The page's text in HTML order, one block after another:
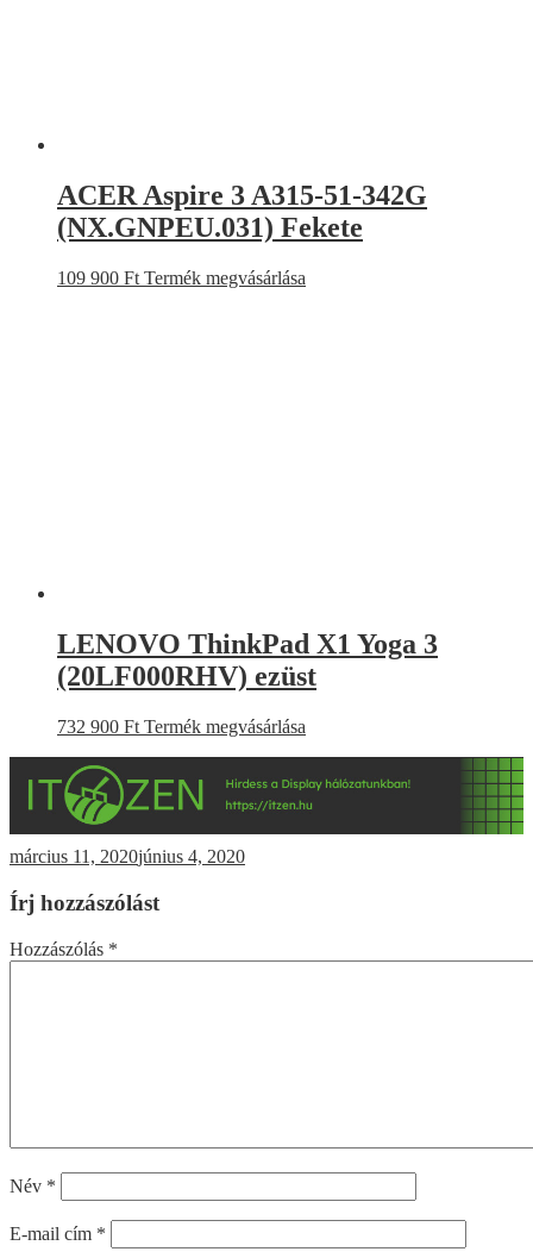
ACER Aspire 3 A315-51-342G
(NX.GNPEU.031) Fekete
109 900 Ft Termék megvásárlása
LENOVO ThinkPad X1 Yoga 3
(20LF000RHV) ezüst
732 900 Ft Termék megvásárlása
március 11, 2020június 4, 2020
Írj hozzászólást
Hozzászólás *
Név *
E-mail cím *